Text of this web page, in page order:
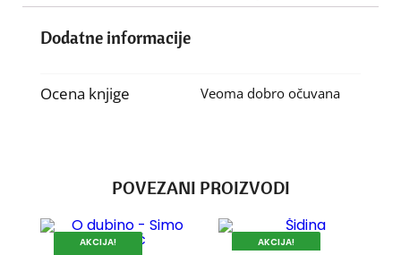
Dodatne informacije
Ocena knjige Veoma dobro očuvana
POVEZANI PROIZVODI
AKCIJA!
AKCIJA!